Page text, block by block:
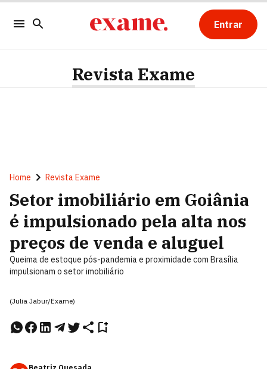
Entrar
Revista Exame
Home Revista Exame
Setor imobiliário em Goiânia
é impulsionado pela alta nos
preços de venda e aluguel
Queima de estoque pós-pandemia e proximidade com Brasília
impulsionam o setor imobiliário
(Julia Jabur/Exame)